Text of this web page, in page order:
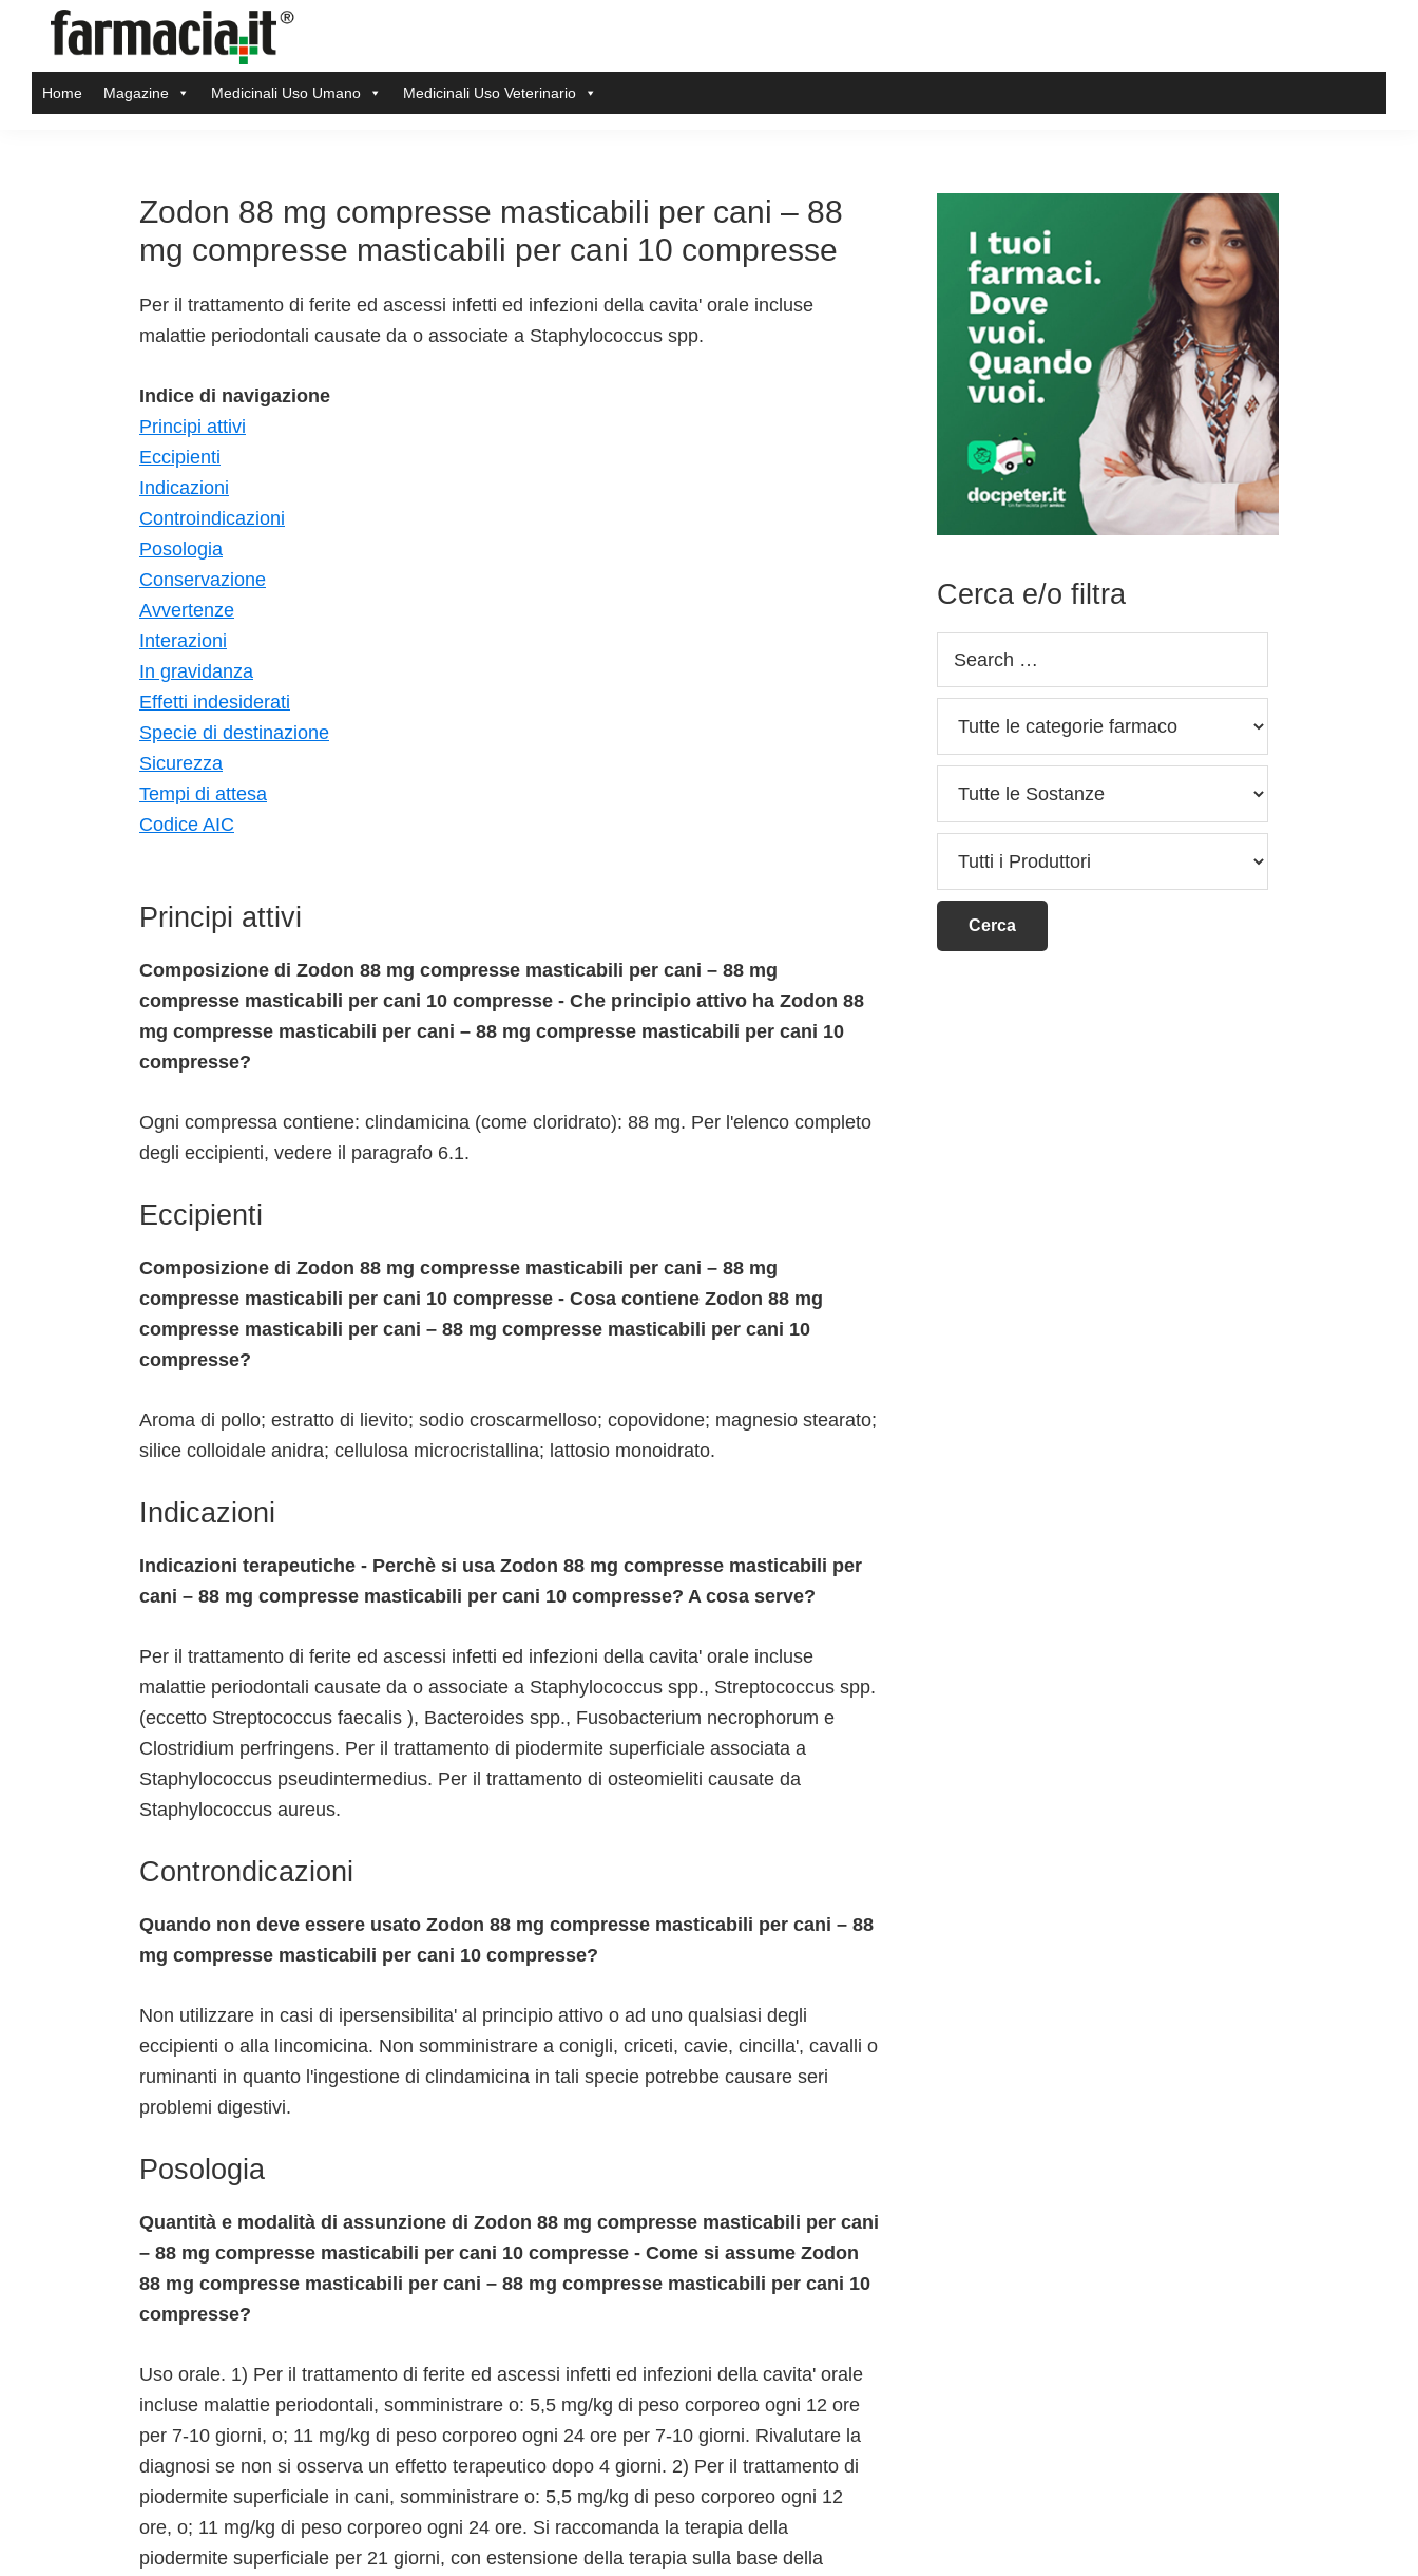
primary
main
primary
footerFarmacia.it
magazine
Home Magazine Medicinali Uso Umano Medicinali Uso Veterinario
Zodon 88 mg compresse masticabili per cani – 88
mg compresse masticabili per cani 10 compresse
Per il trattamento di ferite ed ascessi infetti ed infezioni della cavita' orale incluse
malattie periodontali causate da o associate a Staphylococcus spp.
Indice di navigazione
Principi attivi
Eccipienti
Indicazioni
Controindicazioni
Posologia
Conservazione
Avvertenze
Interazioni
In gravidanza
Effetti indesiderati
Specie di destinazione
Sicurezza
Tempi di attesa
Codice AIC
Principi attivi
Composizione di Zodon 88 mg compresse masticabili per cani – 88 mg
compresse masticabili per cani 10 compresse - Che principio attivo ha Zodon 88
mg compresse masticabili per cani – 88 mg compresse masticabili per cani 10
compresse?
Ogni compressa contiene: clindamicina (come cloridrato): 88 mg. Per l'elenco completo
degli eccipienti, vedere il paragrafo 6.1.
Eccipienti
Composizione di Zodon 88 mg compresse masticabili per cani – 88 mg
compresse masticabili per cani 10 compresse - Cosa contiene Zodon 88 mg
compresse masticabili per cani – 88 mg compresse masticabili per cani 10
compresse?
Aroma di pollo; estratto di lievito; sodio croscarmelloso; copovidone; magnesio stearato;
silice colloidale anidra; cellulosa microcristallina; lattosio monoidrato.
Indicazioni
Indicazioni terapeutiche - Perchè si usa Zodon 88 mg compresse masticabili per
cani – 88 mg compresse masticabili per cani 10 compresse? A cosa serve?
Per il trattamento di ferite ed ascessi infetti ed infezioni della cavita' orale incluse
malattie periodontali causate da o associate a Staphylococcus spp., Streptococcus spp.
(eccetto Streptococcus faecalis ), Bacteroides spp., Fusobacterium necrophorum e
Clostridium perfringens. Per il trattamento di piodermite superficiale associata a
Staphylococcus pseudintermedius. Per il trattamento di osteomieliti causate da
Staphylococcus aureus.
Controndicazioni
Quando non deve essere usato Zodon 88 mg compresse masticabili per cani – 88
mg compresse masticabili per cani 10 compresse?
Non utilizzare in casi di ipersensibilita' al principio attivo o ad uno qualsiasi degli
eccipienti o alla lincomicina. Non somministrare a conigli, criceti, cavie, cincilla', cavalli o
ruminanti in quanto l'ingestione di clindamicina in tali specie potrebbe causare seri
problemi digestivi.
Posologia
Quantità e modalità di assunzione di Zodon 88 mg compresse masticabili per cani
– 88 mg compresse masticabili per cani 10 compresse - Come si assume Zodon
88 mg compresse masticabili per cani – 88 mg compresse masticabili per cani 10
compresse?
Uso orale. 1) Per il trattamento di ferite ed ascessi infetti ed infezioni della cavita' orale
incluse malattie periodontali, somministrare o: 5,5 mg/kg di peso corporeo ogni 12 ore
per 7-10 giorni, o; 11 mg/kg di peso corporeo ogni 24 ore per 7-10 giorni. Rivalutare la
diagnosi se non si osserva un effetto terapeutico dopo 4 giorni. 2) Per il trattamento di
piodermite superficiale in cani, somministrare o: 5,5 mg/kg di peso corporeo ogni 12
ore, o; 11 mg/kg di peso corporeo ogni 24 ore. Si raccomanda la terapia della
piodermite superficiale per 21 giorni, con estensione della terapia sulla base della
Sidebar
Cerca e/o filtra